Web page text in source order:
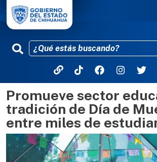
Pasar al
Promueve sector
tradición de Día de
entre miles de